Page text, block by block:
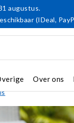
augustus.
(IDeal,
Over ons